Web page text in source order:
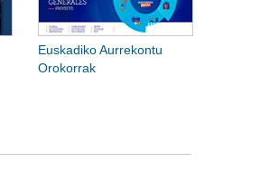
Euskadiko Aurrekontu
Orokorrak